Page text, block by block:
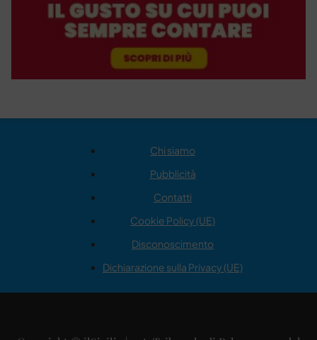
Chi siamo
Pubblicità
Contatti
Cookie Policy (UE)
Disconoscimento
Dichiarazione sulla Privacy (UE)